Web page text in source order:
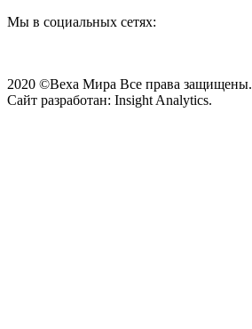
Мы в социальных сетях:
2020 ©Веха Мира Все права защищены.
Сайт разработан: Insight Analytics.